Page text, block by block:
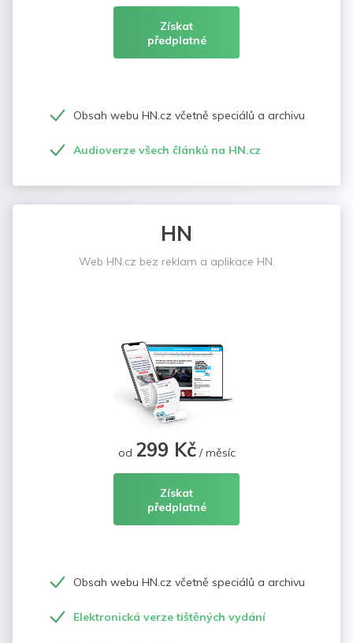
Získat
předplatné
Obsah webu HN.cz včetně speciálů a archivu
Audioverze všech článků na HN.cz
HN
Web HN.cz bez reklam a aplikace HN.
od 299 Kč/ měsíc
Získat
předplatné
Obsah webu HN.cz včetně speciálů a archivu
Elektronická verze tištěných vydání